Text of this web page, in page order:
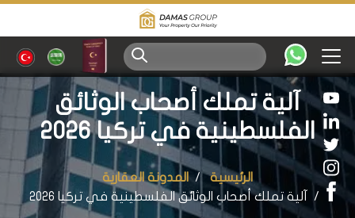
آلية تملك أصحاب الوثائق
الفلسطينية في تركيا 2026
الرئيسية
المدونة العقارية
آلية تملك أصحاب الوثائق الفلسطينية في تركيا 2026